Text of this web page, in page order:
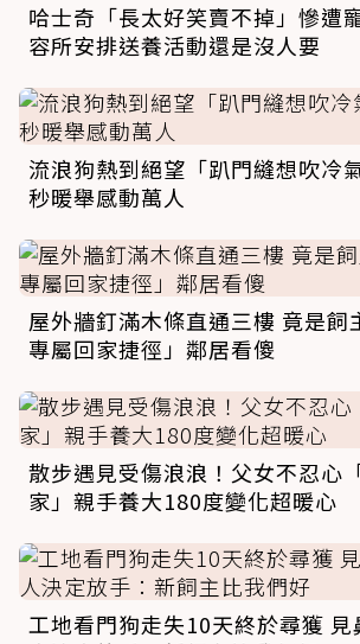
哈士奇「長太好笑賣不掉」慘遭
容所安排送養活動還是沒人要
流浪狗熱到絕望「趴門縫想吹冷
秒暖舉感動萬人
屋外牆釘滿木條直通三樓 竟是飼
專屬回家捷徑」鄰居看傻
散步遇見受傷浪浪！父女不忍心
家」親手養大180度變化超暖心
工地看門狗走失10天終於尋獲 見